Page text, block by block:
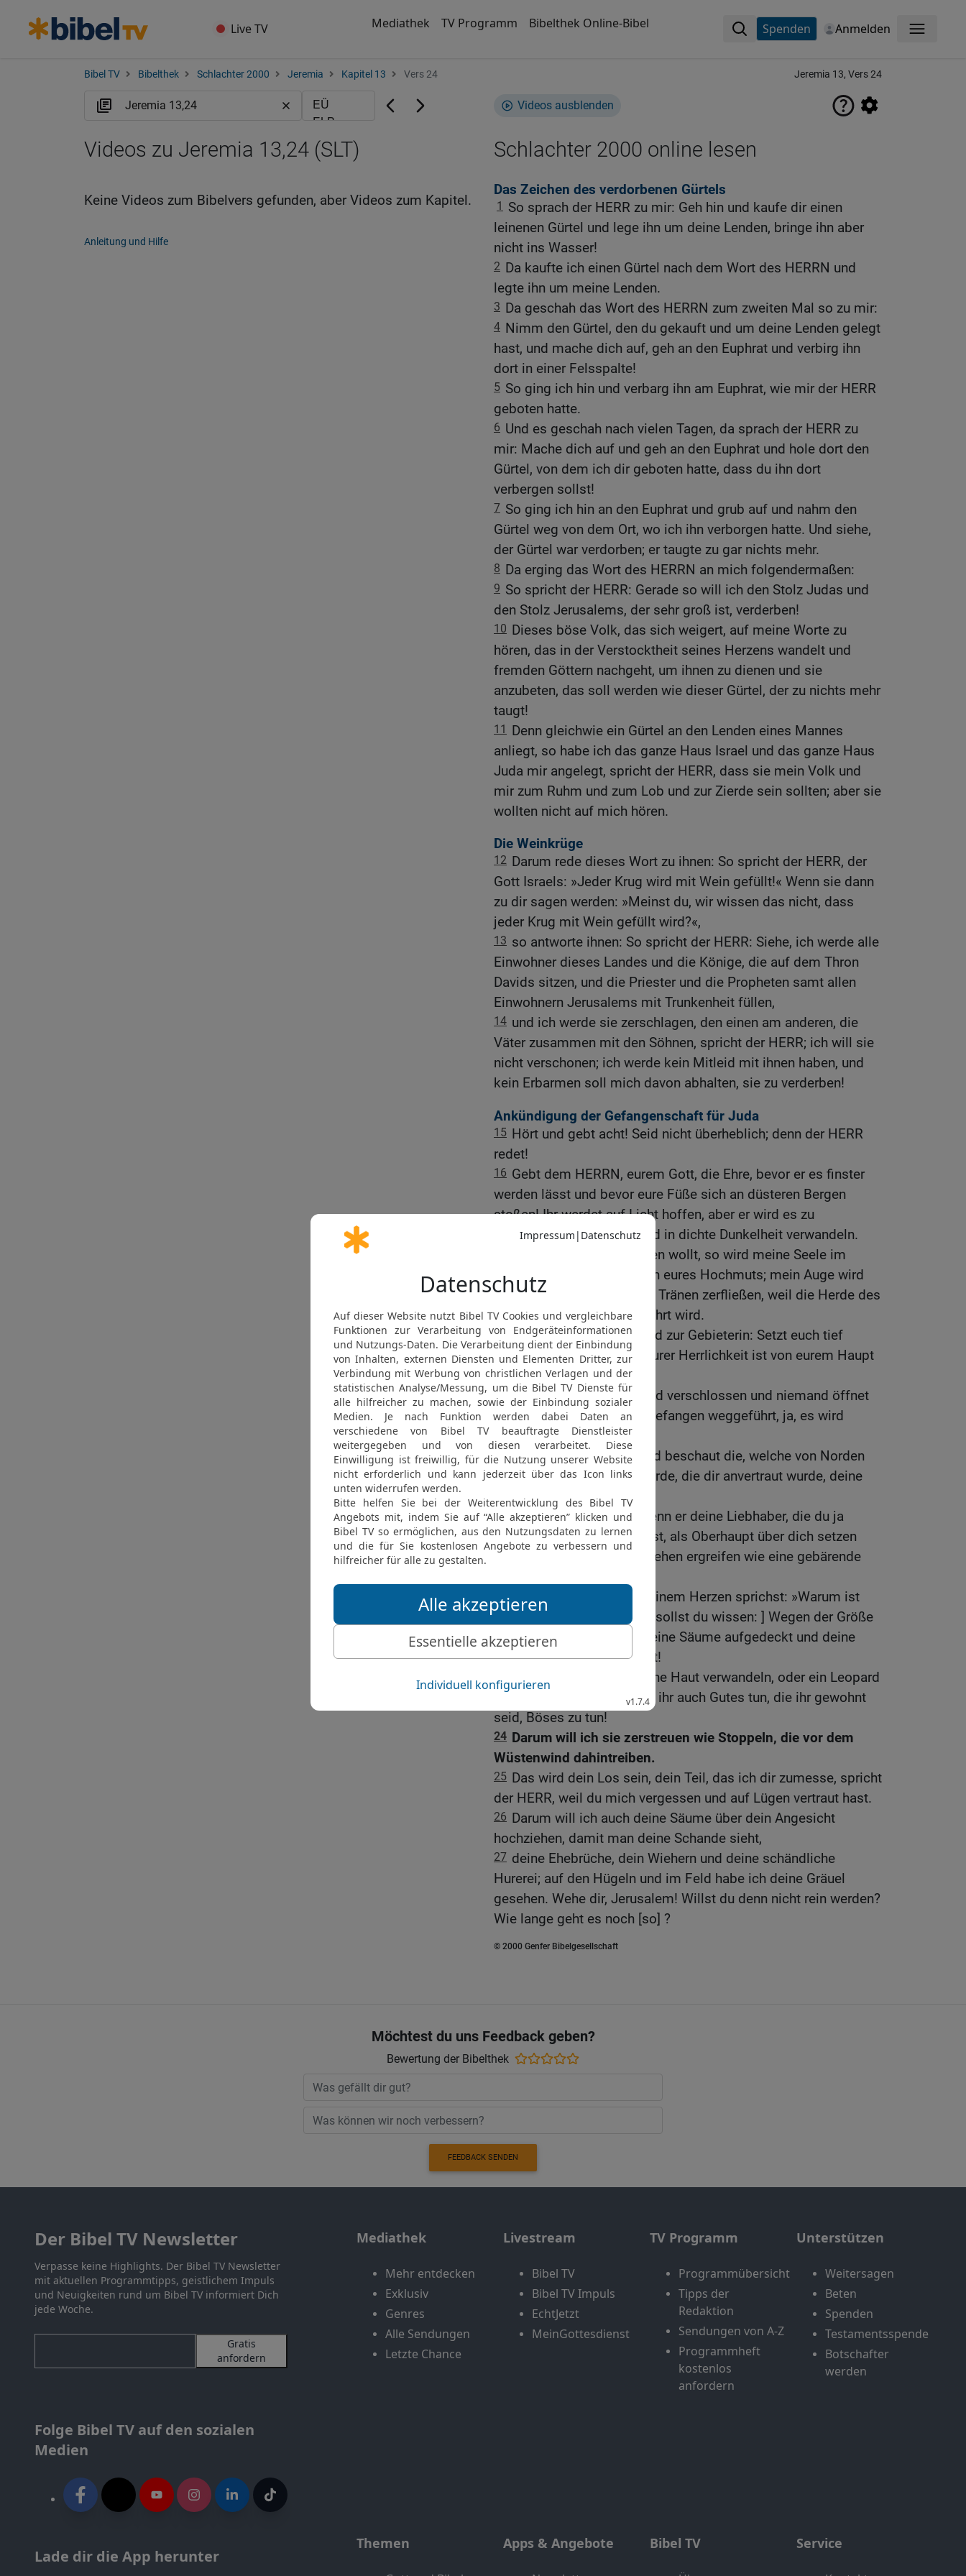
Live TV Mediathek TV Programm Bibelthek Online-Bibel Spenden Anmelden Menü
Bibel TV Bibelthek Schlachter 2000 Jeremia Kapitel 13 Vers 24 Jeremia 13, Vers 24
Videos ausblenden
Schlachter 2000 online lesen
Das Zeichen des verdorbenen Gürtels
1
So sprach der HERR zu mir: Geh hin und kaufe dir einen
leinenen Gürtel und lege ihn um deine Lenden, bringe ihn aber
nicht ins Wasser!
2 Da kaufte ich einen Gürtel nach dem Wort des HERRN und
legte ihn um meine Lenden.
3 Da geschah das Wort des HERRN zum zweiten Mal so zu mir:
4 Nimm den Gürtel, den du gekauft und um deine Lenden gelegt
hast, und mache dich auf, geh an den Euphrat und verbirg ihn
dort in einer Felsspalte!
5 So ging ich hin und verbarg ihn am Euphrat, wie mir der HERR
geboten hatte.
6 Und es geschah nach vielen Tagen, da sprach der HERR zu
mir: Mache dich auf und geh an den Euphrat und hole dort den
Gürtel, von dem ich dir geboten hatte, dass du ihn dort
verbergen sollst!
7 So ging ich hin an den Euphrat und grub auf und nahm den
Gürtel weg von dem Ort, wo ich ihn verborgen hatte. Und siehe,
der Gürtel war verdorben; er taugte zu gar nichts mehr.
8 Da erging das Wort des HERRN an mich folgendermaßen:
9 So spricht der HERR: Gerade so will ich den Stolz Judas und
den Stolz Jerusalems, der sehr groß ist, verderben!
10 Dieses böse Volk, das sich weigert, auf meine Worte zu
hören, das in der Verstocktheit seines Herzens wandelt und
fremden Göttern nachgeht, um ihnen zu dienen und sie
anzubeten, das soll werden wie dieser Gürtel, der zu nichts mehr
taugt!
11
Denn gleichwie ein Gürtel an den Lenden eines Mannes
anliegt, so habe ich das ganze Haus Israel und das ganze Haus
Juda mir angelegt, spricht der HERR, dass sie mein Volk und
mir zum Ruhm und zum Lob und zur Zierde sein sollten; aber sie
wollten nicht auf mich hören.
Die Weinkrüge
12 Darum rede dieses Wort zu ihnen: So spricht der HERR, der
Gott Israels: »Jeder Krug wird mit Wein gefüllt!« Wenn sie dann
zu dir sagen werden: »Meinst du, wir wissen das nicht, dass
jeder Krug mit Wein gefüllt wird?«,
13 so antworte ihnen: So spricht der HERR: Siehe, ich werde alle
Einwohner dieses Landes und die Könige, die auf dem Thron
Davids sitzen, und die Priester und die Propheten samt allen
Einwohnern Jerusalems mit Trunkenheit füllen,
14 und ich werde sie zerschlagen, den einen am anderen, die
Väter zusammen mit den Söhnen, spricht der HERR; ich will sie
nicht verschonen; ich werde kein Mitleid mit ihnen haben, und
kein Erbarmen soll mich davon abhalten, sie zu verderben!
Ankündigung der Gefangenschaft für Juda
15 Hört und gebt acht! Seid nicht überheblich; denn der HERR
redet!
16 Gebt dem HERRN, eurem Gott, die Ehre, bevor er es finster
werden lässt und bevor eure Füße sich an düsteren Bergen
stoßen! Ihr werdet auf Licht hoffen, aber er wird es zu
Todesschatten machen und in dichte Dunkelheit verwandeln.
Wenn ihr aber nicht hören wollt, so wird meine Seele im
Verborgenen weinen wegen eures Hochmuts; mein Auge wird
unaufhörlich weinen und in Tränen zerfließen, weil die Herde des
HERRN gefangen weggeführt wird.
18
Sprich zu dem König und zur Gebieterin: Setzt euch tief
herunter! Denn die Krone eurer Herrlichkeit ist von eurem Haupt
gefallen.
19 Die Städte im Süden sind verschlossen und niemand öffnet
[sie]. Ganz Juda wird nun gefangen weggeführt, ja, es wird
vollständig weggeführt.
20 Hebt eure Augen auf und beschaut die, welche von Norden
herkommen! Wo ist die Herde, die dir anvertraut wurde, deine
prächtige Herde?
21 Was willst du sagen, wenn er deine Liebhaber, die du ja
selbst an dich gewöhnt hast, als Oberhaupt über dich setzen
wird? Werden dich nicht Wehen ergreifen wie eine gebärende
Und wenn du dann in deinem Herzen sprichst: »Warum ist
mir das zugestoßen?«, [so sollst du wissen: ] Wegen der Größe
deiner Sünde wurden dir deine Säume aufgedeckt und deine
Fersen mit Gewalt entblößt!
Kann wohl ein Mohr seine Haut verwandeln, oder ein Leopard
seine Flecken? Dann könnt ihr auch Gutes tun, die ihr gewohnt
seid, Böses zu tun!
24 Darum will ich sie zerstreuen wie Stoppeln, die vor dem
Wüstenwind dahintreiben.
25 Das wird dein Los sein, dein Teil, das ich dir zumesse, spricht
der HERR, weil du mich vergessen und auf Lügen vertraut hast.
26 Darum will ich auch deine Säume über dein Angesicht
hochziehen, damit man deine Schande sieht,
27 deine Ehebrüche, dein Wiehern und deine schändliche
Hurerei; auf den Hügeln und im Feld habe ich deine Gräuel
gesehen. Wehe dir, Jerusalem! Willst du denn nicht rein werden?
Wie lange geht es noch [so] ?
© 2000 Genfer Bibelgesellschaft
Videos zu Jeremia 13,24 (SLT)
Keine Videos zum Bibelvers gefunden, aber Videos zum Kapitel.
Anleitung und Hilfe
Möchtest du uns Feedback geben?
Bewertung der Bibelthek
FEEDBACK SENDEN
Der Bibel TV Newsletter
Verpasse keine Highlights. Der Bibel TV Newsletter
mit aktuellen Programmtipps, geistlichem Impuls
und Neuigkeiten rund um Bibel TV informiert Dich
jede Woche.
Gratis
anfordern
Folge Bibel TV auf den sozialen
Medien
Lade dir die App herunter
Mediathek
Mehr entdecken
Exklusiv
Genres
Alle Sendungen
Letzte Chance
Livestream
Bibel TV
Bibel TV Impuls
EchtJetzt
MeinGottesdienst
TV Programm
Programmübersicht
Tipps der
Redaktion
Sendungen von A-Z
Programmheft
kostenlos
anfordern
Unterstützen
Weitersagen
Beten
Spenden
Testamentsspende
Botschafter
werden
Themen Apps & Angebote Bibel TV Service